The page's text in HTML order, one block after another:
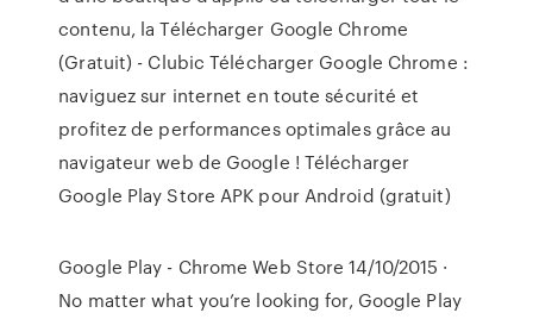
contenu, la Télécharger Google Chrome
(Gratuit) - Clubic Télécharger Google Chrome :
naviguez sur internet en toute sécurité et
profitez de performances optimales grâce au
navigateur web de Google ! Télécharger
Google Play Store APK pour Android (gratuit)
Google Play - Chrome Web Store 14/10/2015 ·
No matter what you’re looking for, Google Play